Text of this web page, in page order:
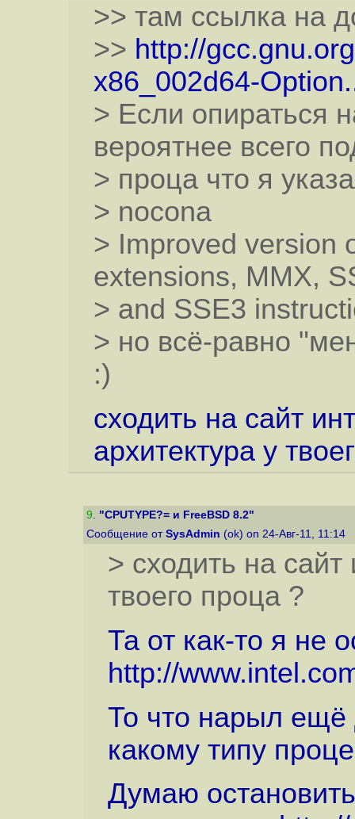
>> там ссылка на
>> http://
x86_002d64-
> Если опираться
вероятнее всего
> проца что я
> nocona
> Improved version
extensions, MMX,
> and SSE3
> но всё-равно
:)
сходить на сайт
архитектура у
9. "CPUTYPE?= и FreeBSD 8.2"
Сообщение от SysAdmin (ok) on 24-Авг-11, 11:14
> сходить на сайт
твоего проца ?
Та от как-то я не
http://
То что нарыл ещё
какому типу
Думаю